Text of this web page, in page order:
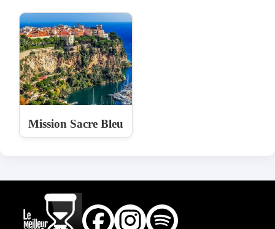
Mission Sacre Bleu